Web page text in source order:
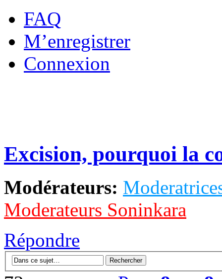
FAQ
M’enregistrer
Connexion
Excision, pourquoi la
Modérateurs:
Moderateurs Soninkara
Répondre